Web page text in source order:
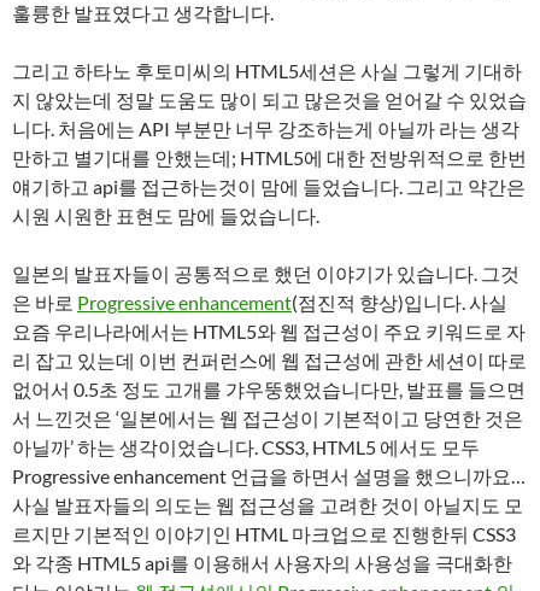
훌륭한 발표였다고 생각합니다.
그리고 하타노 후토미씨의 HTML5세션은 사실 그렇게 기대하
지 않았는데 정말 도움도 많이 되고 많은것을 얻어갈 수 있었습
니다. 처음에는 API 부분만 너무 강조하는게 아닐까 라는 생각
만하고 별기대를 안했는데; HTML5에 대한 전방위적으로 한번
얘기하고 api를 접근하는것이 맘에 들었습니다. 그리고 약간은
시원 시원한 표현도 맘에 들었습니다.
일본의 발표자들이 공통적으로 했던 이야기가 있습니다. 그것
은 바로 Progressive enhancement(점진적 향상)입니다. 사실
요즘 우리나라에서는 HTML5와 웹 접근성이 주요 키워드로 자
리 잡고 있는데 이번 컨퍼런스에 웹 접근성에 관한 세션이 따로
없어서 0.5초 정도 고개를 갸우뚱했었습니다만, 발표를 들으면
서 느낀것은 ‘일본에서는 웹 접근성이 기본적이고 당연한 것은
아닐까’ 하는 생각이었습니다. CSS3, HTML5 에서도 모두
Progressive enhancement 언급을 하면서 설명을 했으니까요…
사실 발표자들의 의도는 웹 접근성을 고려한 것이 아닐지도 모
르지만 기본적인 이야기인 HTML 마크업으로 진행한뒤 CSS3
와 각종 HTML5 api를 이용해서 사용자의 사용성을 극대화한